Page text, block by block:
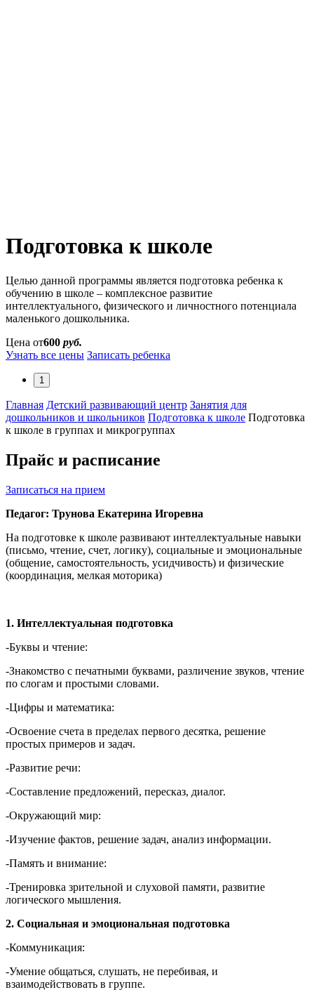
Подготовка к школе
Целью данной программы является подготовка ребенка к
обучению в школе – комплексное развитие
интеллектуального, физического и личностного потенциала
маленького дошкольника.
Цена от600 руб.
Узнать все цены Записать ребенка
1
Главная Детский развивающий центр Занятия для
дошкольников и школьников Подготовка к школе Подготовка
к школе в группах и микрогруппах
Прайс и расписание
Записаться на прием
Педагог: Трунова Екатерина Игоревна
На подготовке к школе развивают интеллектуальные навыки
(письмо, чтение, счет, логику), социальные и эмоциональные
(общение, самостоятельность, усидчивость) и физические
(координация, мелкая моторика)
1. Интеллектуальная подготовка
-Буквы и чтение:
-Знакомство с печатными буквами, различение звуков, чтение
по слогам и простыми словами.
-Цифры и математика:
-Освоение счета в пределах первого десятка, решение
простых примеров и задач.
-Развитие речи:
-Составление предложений, пересказ, диалог.
-Окружающий мир:
-Изучение фактов, решение задач, анализ информации.
-Память и внимание:
-Тренировка зрительной и слуховой памяти, развитие
логического мышления.
2. Социальная и эмоциональная подготовка
-Коммуникация:
-Умение общаться, слушать, не перебивая, и
взаимодействовать в группе.